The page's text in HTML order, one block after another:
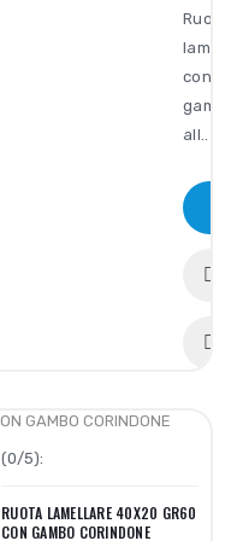
Ruota
con
all..
(0/5):
RUOTA LAMELLARE 40X20 GR60
CON GAMBO CORINDONE